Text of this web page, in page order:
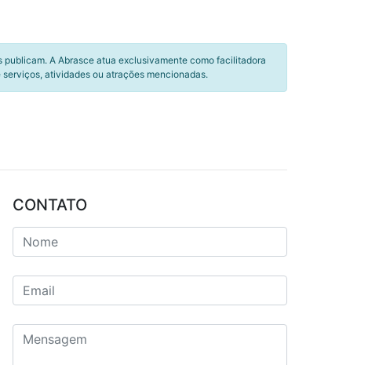
A Abrasce atua exclusivamente como facilitadora
atividades ou atrações mencionadas.
CONTATO